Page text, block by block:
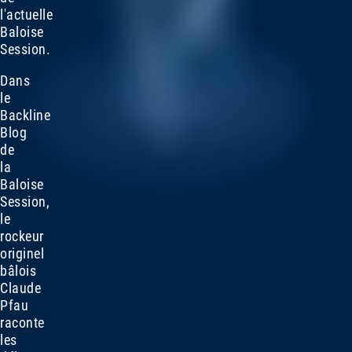
l'actuelle
Baloise
Session.
Dans
le
Backline
Blog
de
la
Baloise
Session,
le
rockeur
originel
bâlois
Claude
Pfau
raconte
les